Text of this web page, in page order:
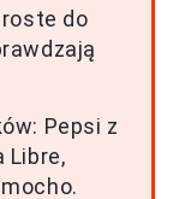
do
Pepsi z
Libre,